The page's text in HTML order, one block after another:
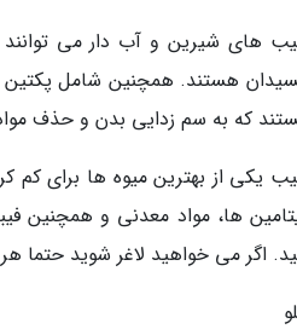
های شیرین و آب دار می توانند
هستند. همچنین شامل پکتین
که به سم زدایی بدن و حذف مواد مضر
یکی از بهترین میوه ها برای کم
ها، مواد معدنی و همچنین
اگر می خواهید لاغر شوید حتما